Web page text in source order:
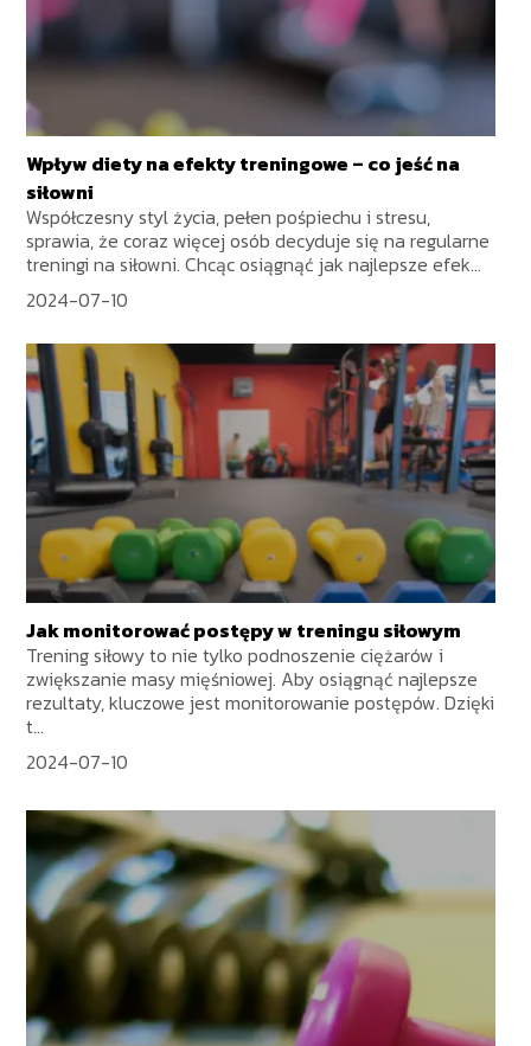
Wpływ diety na efekty treningowe – co jeść na
siłowni
Współczesny styl życia, pełen pośpiechu i stresu,
sprawia, że coraz więcej osób decyduje się na regularne
treningi na siłowni. Chcąc osiągnąć jak najlepsze efek...
2024-07-10
Jak monitorować postępy w treningu siłowym
Trening siłowy to nie tylko podnoszenie ciężarów i
zwiększanie masy mięśniowej. Aby osiągnąć najlepsze
rezultaty, kluczowe jest monitorowanie postępów. Dzięki
t...
2024-07-10